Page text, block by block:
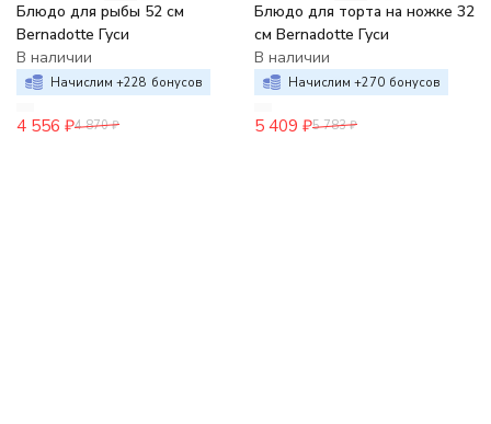
Блюдо для рыбы 52 см
Bernadotte Гуси
В наличии
Начислим +228 бонусов
4 556 ₽4 870 ₽
Блюдо для торта на ножке 32
см Bernadotte Гуси
В наличии
Начислим +270 бонусов
5 409 ₽5 783 ₽